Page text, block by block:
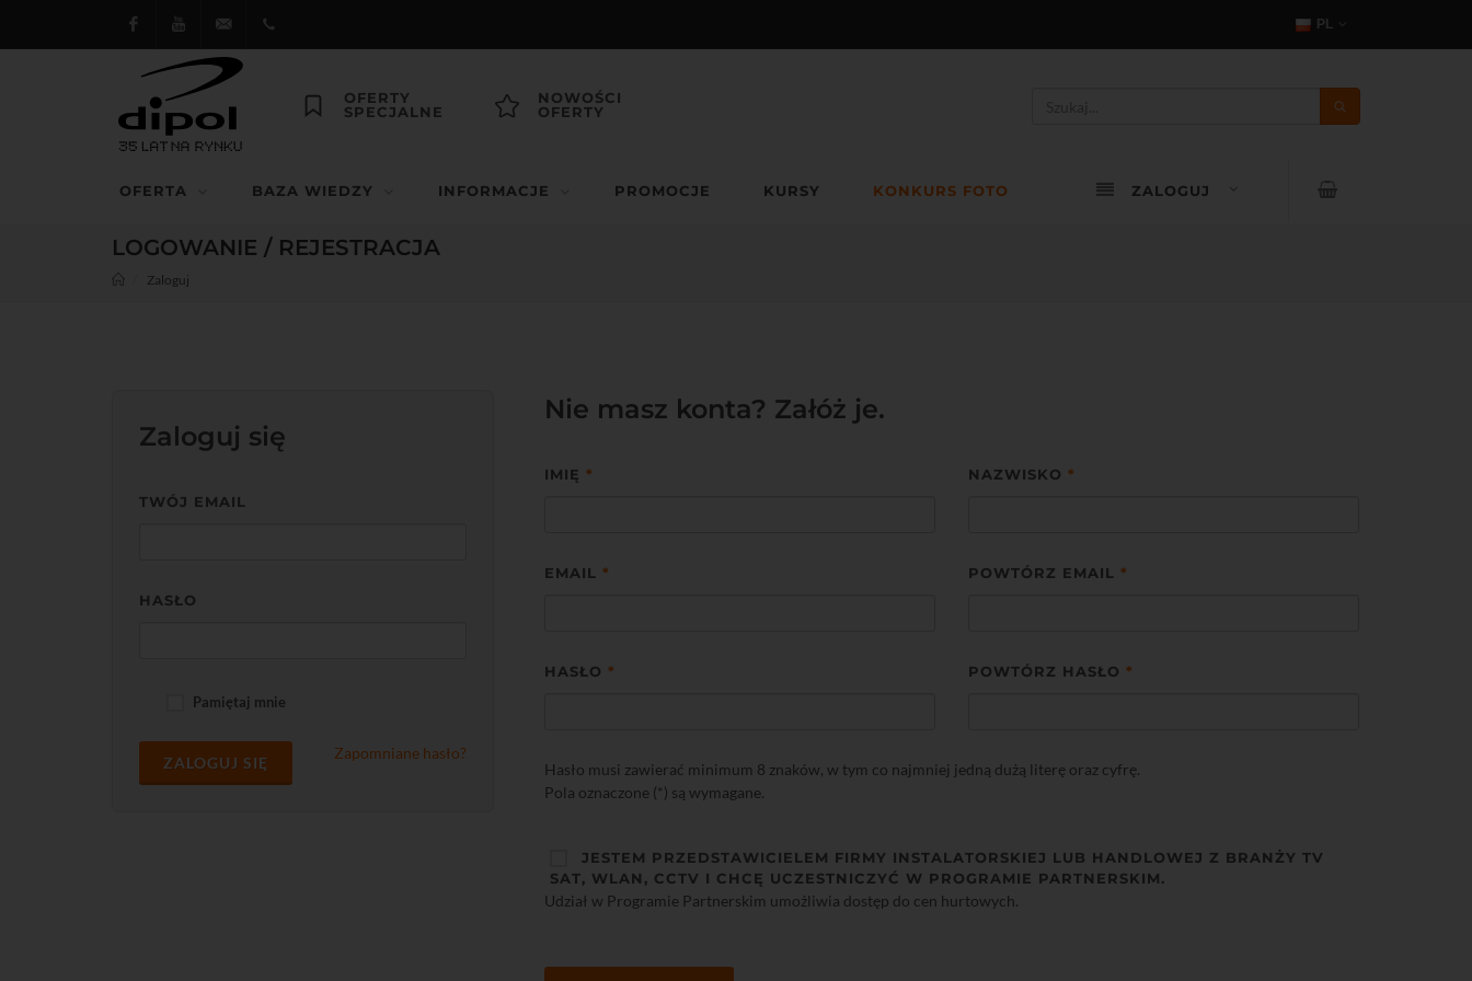
FacebookYoutube dipol@dipol.com.pl
PL
OFERTY
SPECJALNE
NOWOŚCI
OFERTY
OFERTA BAZA WIEDZY INFORMACJE PROMOCJE KURSY KONKURS FOTO ZALOGUJ
LOGOWANIE / REJESTRACJA
Zaloguj
Zaloguj się
TWÓJ EMAIL
HASŁO
Pamiętaj mnie
ZALOGUJ SIĘ
Zapomniane hasło?
Nie masz konta? Załóż je.
IMIĘ * NAZWISKO *
EMAIL * POWTÓRZ EMAIL *
HASŁO * POWTÓRZ HASŁO *
Hasło musi zawierać minimum 8 znaków, w tym co najmniej jedną dużą literę oraz cyfrę.
Pola oznaczone (*) są wymagane.
JESTEM PRZEDSTAWICIELEM FIRMY INSTALATORSKIEJ LUB HANDLOWEJ Z BRANŻY TV
SAT, WLAN, CCTV I CHCĘ UCZESTNICZYĆ W PROGRAMIE PARTNERSKIM.
Udział w Programie Partnerskim umożliwia dostęp do cen hurtowych.